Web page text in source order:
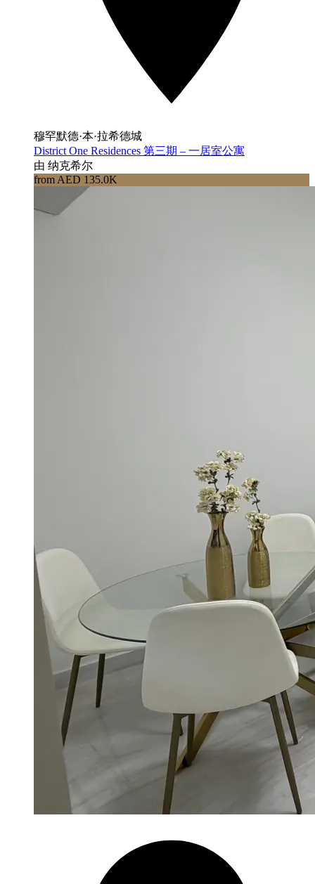
穆罕默德·本·拉希德城
District One Residences 第三期 – 一居室公寓
由 纳克希尔
from AED 135.0K